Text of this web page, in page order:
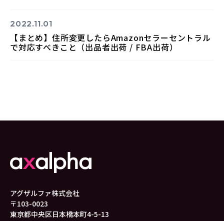
2022.11.01
【まとめ】住所変更したらAmazonセラーセントラル
で対応すべきこと（出品者出荷 / FBA出荷）
アグザルファ株式会社
〒103-0023
東京都中央区日本橋本町4-5-13